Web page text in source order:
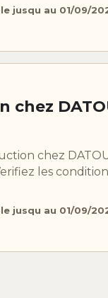
jusqu au 01/09/
chez
chez
les
jusqu au 01/09/